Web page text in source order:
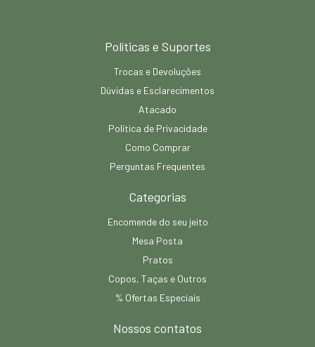
Políticas e Suportes
Trocas e Devoluções
Dúvidas e Esclarecimentos
Atacado
Política de Privacidade
Como Comprar
Perguntas Frequentes
Categorias
Encomende do seu jeito
Mesa Posta
Pratos
Copos, Taças e Outros
% Ofertas Especiais
Nossos contatos